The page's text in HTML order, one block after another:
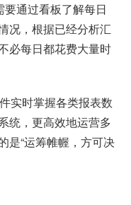
要通过看板了解每日
况，根据已经分析汇
必每日都花费大量时
实时掌握各类报表数
统，更高效地运营多
是“运筹帷幄，方可决